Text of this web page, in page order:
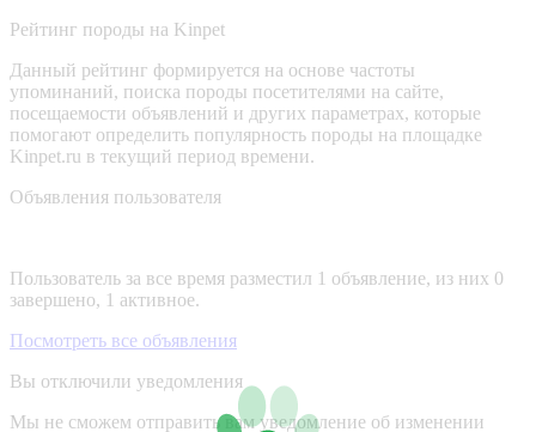
Рейтинг породы на Kinpet
Данный рейтинг формируется на основе частоты
упоминаний, поиска породы посетителями на сайте,
посещаемости объявлений и других параметрах, которые
помогают определить популярность породы на площадке
Kinpet.ru в текущий период времени.
Объявления пользователя
Пользователь за все время разместил 1 объявление, из них 0
завершено, 1 активное.
Посмотреть все объявления
Вы отключили уведомления
Мы не сможем отправить вам уведомление об изменении